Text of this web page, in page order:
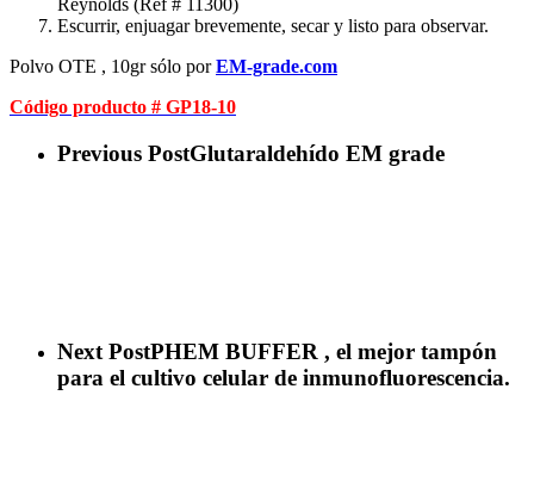
Reynolds (Ref # 11300)
Escurrir, enjuagar brevemente, secar y listo para observar.
Polvo OTE , 10gr sólo porEM-grade.com
Código producto # GP18-10
Previous PostGlutaraldehído EM grade
Next PostPHEM BUFFER , el mejor tampón
para el cultivo celular de inmunofluorescencia.